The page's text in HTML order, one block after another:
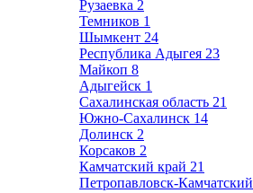
Рузаевка 2
Темников 1
Шымкент 24
Республика Адыгея 23
Майкоп 8
Адыгейск 1
Сахалинская область 21
Южно-Сахалинск 14
Долинск 2
Корсаков 2
Камчатский край 21
Петропавловск-Камчатский